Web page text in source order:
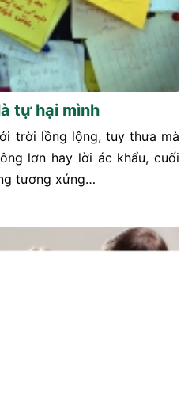
tự hại mình
trời lồng lộng, tuy thưa mà
lơn hay lời ác khẩu, cuối
tương xứng…